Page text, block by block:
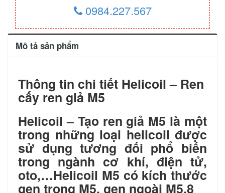
0984.227.567
Mô tả sản phẩm
Thông tin chi tiết Helicoil – Ren
cấy ren giả M5
Helicoil – Tạo ren giả M5 là một
trong những loại helicoil được
sử dụng tương đối phổ biến
trong ngành cơ khí, điện tử,
oto,…Helicoil M5 có kích thước
gen trong M5, gen ngoài M5.8